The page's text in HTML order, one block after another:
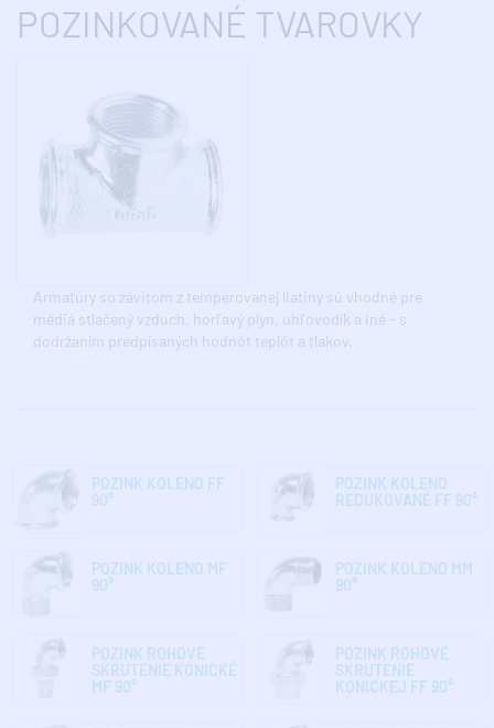
POZINKOVANÉ TVAROVKY
Armatúry so závitom z temperovanej liatiny sú vhodné pre
médiá stlačený vzduch, horľavý plyn, uhľovodík a iné - s
dodržaním predpísaných hodnôt teplôt a tlakov.
POZINK KOLENO FF
90°
POZINK KOLENO
REDUKOVANÉ FF 90°
POZINK KOLENO MF
90°
POZINK KOLENO MM
90°
POZINK ROHOVÉ
SKRUTENIE KÓNICKÉ
MF 90°
POZINK ROHOVÉ
SKRUTENIE
KÓNICKEJ FF 90°